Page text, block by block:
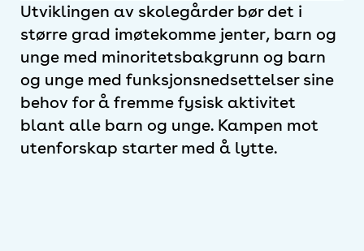
Utviklingen av skolegårder bør det i
større grad imøtekomme jenter, barn og
unge med minoritetsbakgrunn og barn
og unge med funksjonsnedsettelser sine
behov for å fremme fysisk aktivitet
blant alle barn og unge. Kampen mot
utenforskap starter med å lytte.